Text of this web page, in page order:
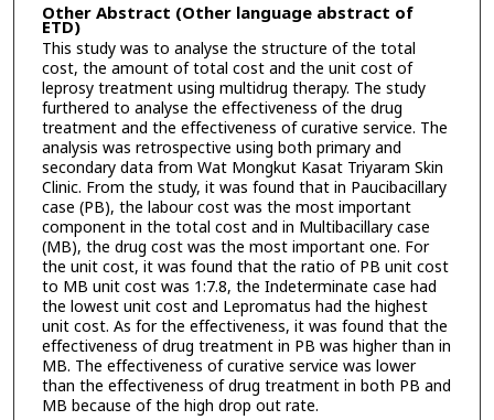
Other Abstract (Other language abstract of
ETD)
This study was to analyse the structure of the total
cost, the amount of total cost and the unit cost of
leprosy treatment using multidrug therapy. The study
furthered to analyse the effectiveness of the drug
treatment and the effectiveness of curative service. The
analysis was retrospective using both primary and
secondary data from Wat Mongkut Kasat Triyaram Skin
Clinic. From the study, it was found that in Paucibacillary
case (PB), the labour cost was the most important
component in the total cost and in Multibacillary case
(MB), the drug cost was the most important one. For
the unit cost, it was found that the ratio of PB unit cost
to MB unit cost was 1:7.8, the Indeterminate case had
the lowest unit cost and Lepromatus had the highest
unit cost. As for the effectiveness, it was found that the
effectiveness of drug treatment in PB was higher than in
MB. The effectiveness of curative service was lower
than the effectiveness of drug treatment in both PB and
MB because of the high drop out rate.